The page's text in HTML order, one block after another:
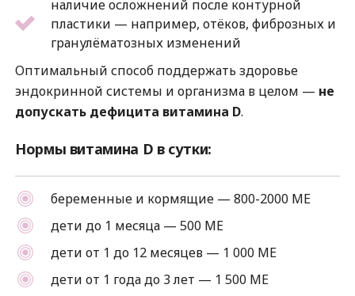
наличие осложнений после контурной
пластики — например, отёков, фиброзных и
гранулёматозных изменений
Оптимальный способ поддержать здоровье
эндокринной системы и организма в целом — не
допускать дефицита витамина D.
Нормы витамина D в сутки:
беременные и кормящие — 800-2000 МЕ
дети до 1 месяца — 500 МЕ
дети от 1 до 12 месяцев — 1 000 МЕ
дети от 1 года до 3 лет — 1 500 МЕ